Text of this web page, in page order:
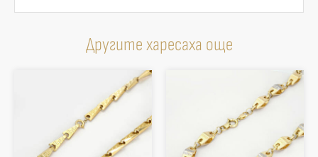
Другите харесаха още